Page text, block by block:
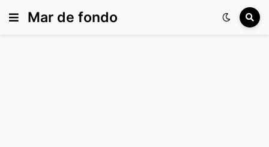
Mar de fondo